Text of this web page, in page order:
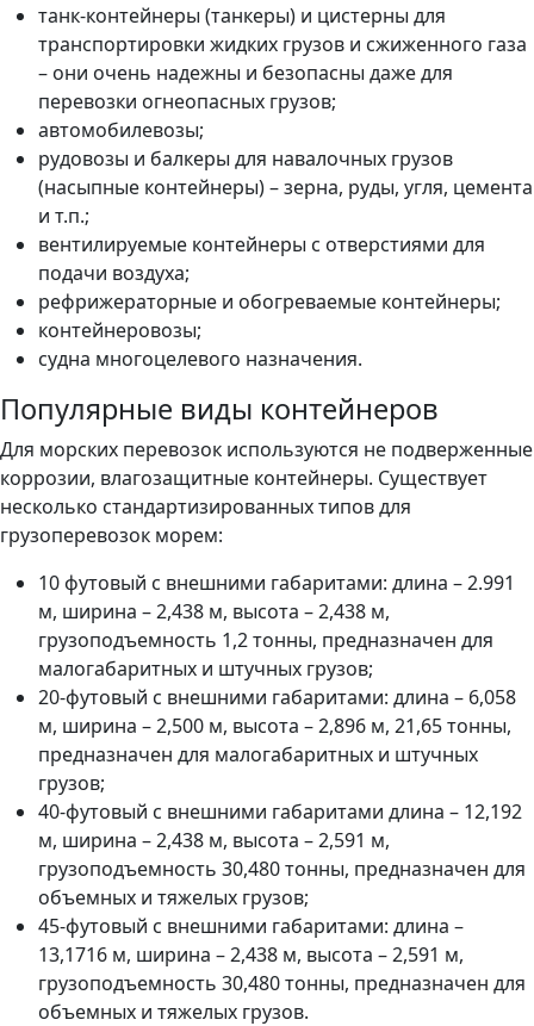
танк-контейнеры (танкеры) и цистерны для
транспортировки жидких грузов и сжиженного газа
– они очень надежны и безопасны даже для
перевозки огнеопасных грузов;
автомобилевозы;
рудовозы и балкеры для навалочных грузов
(насыпные контейнеры) – зерна, руды, угля, цемента
и т.п.;
вентилируемые контейнеры с отверстиями для
подачи воздуха;
рефрижераторные и обогреваемые контейнеры;
контейнеровозы;
судна многоцелевого назначения.
Популярные виды контейнеров
Для морских перевозок используются не подверженные
коррозии, влагозащитные контейнеры. Существует
несколько стандартизированных типов для
грузоперевозок морем:
10 футовый с внешними габаритами: длина – 2.991
м, ширина – 2,438 м, высота – 2,438 м,
грузоподъемность 1,2 тонны, предназначен для
малогабаритных и штучных грузов;
20-футовый с внешними габаритами: длина – 6,058
м, ширина – 2,500 м, высота – 2,896 м, 21,65 тонны,
предназначен для малогабаритных и штучных
грузов;
40-футовый с внешними габаритами длина – 12,192
м, ширина – 2,438 м, высота – 2,591 м,
грузоподъемность 30,480 тонны, предназначен для
объемных и тяжелых грузов;
45-футовый с внешними габаритами: длина –
13,1716 м, ширина – 2,438 м, высота – 2,591 м,
грузоподъемность 30,480 тонны, предназначен для
объемных и тяжелых грузов.